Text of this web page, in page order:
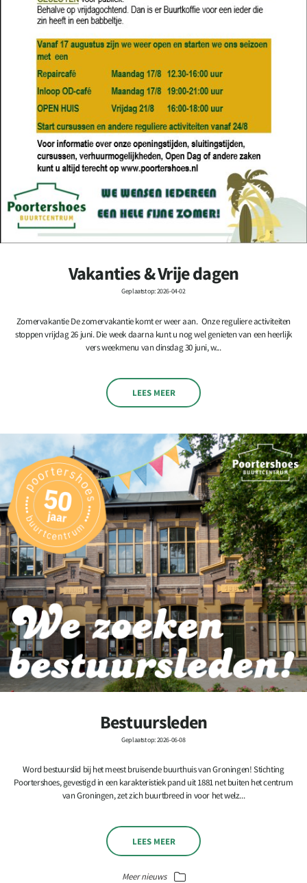
Vakanties & Vrije dagen
Geplaatst op: 2026-04-02
Zomervakantie De zomervakantie komt er weer aan. Onze reguliere activiteiten
stoppen vrijdag 26 juni. Die week daarna kunt u nog wel genieten van een heerlijk
vers weekmenu van dinsdag 30 juni, w...
LEES MEER
Bestuursleden
Geplaatst op: 2026-06-08
Word bestuurslid bij het meest bruisende buurthuis van Groningen! Stichting
Poortershoes, gevestigd in een karakteristiek pand uit 1881 net buiten het centrum
van Groningen, zet zich buurtbreed in voor het welz...
LEES MEER
Meer nieuws